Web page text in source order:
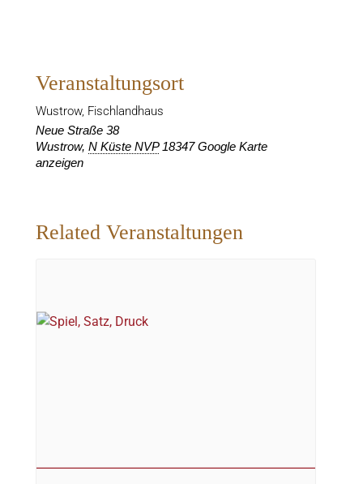
Veranstaltungsort
Wustrow, Fischlandhaus
Neue Straße 38
Wustrow, N Küste NVP 18347 Google Karte
anzeigen
Related Veranstaltungen